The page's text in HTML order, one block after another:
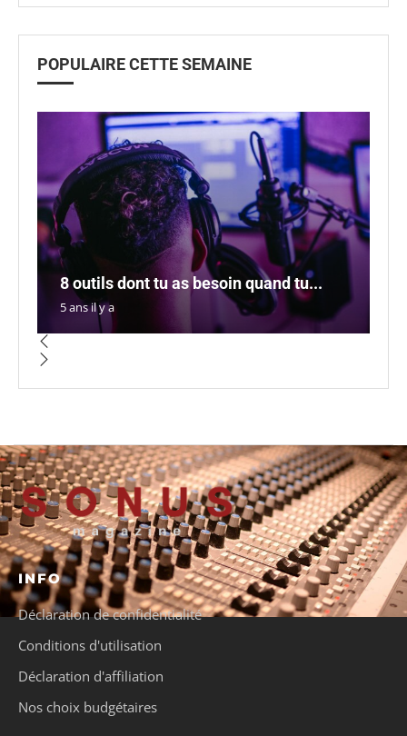
POPULAIRE CETTE SEMAINE
8 outils dont tu as besoin quand tu...
5 ans il y a
INFO
Déclaration de confidentialité
Conditions d'utilisation
Déclaration d'affiliation
Nos choix budgétaires